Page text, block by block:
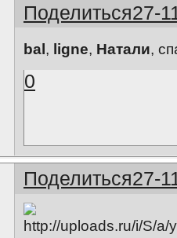
Поделиться27-
bal , ligne, Натали,
0
Поделиться27-